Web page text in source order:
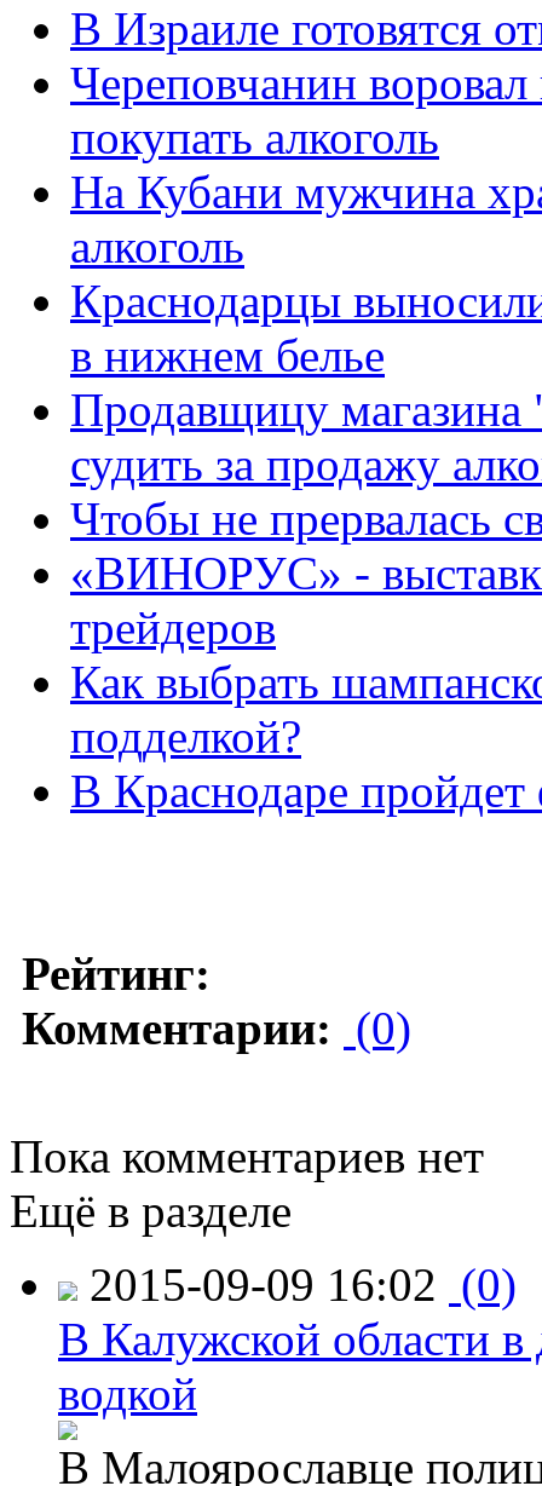
В Израиле готовятся
Череповчанин
покупать алкоголь
На Кубани мужчина
алкоголь
Краснодарцы
в нижнем белье
Продавщицу
судить за продажу
Чтобы не прервалась
«ВИНОРУС» -
трейдеров
Как выбрать
подделкой?
В Краснодаре
Рейтинг:
Комментарии: (0)
Пока комментариев нет
Ещё в разделе
2015-09-09 16:02 (0)
В Калужской области в
водкой
В Малоярославце